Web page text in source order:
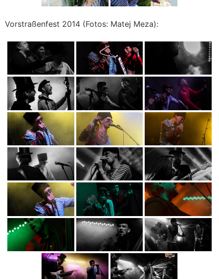
Vorstraßenfest 2014 (Fotos: Matej Meza):